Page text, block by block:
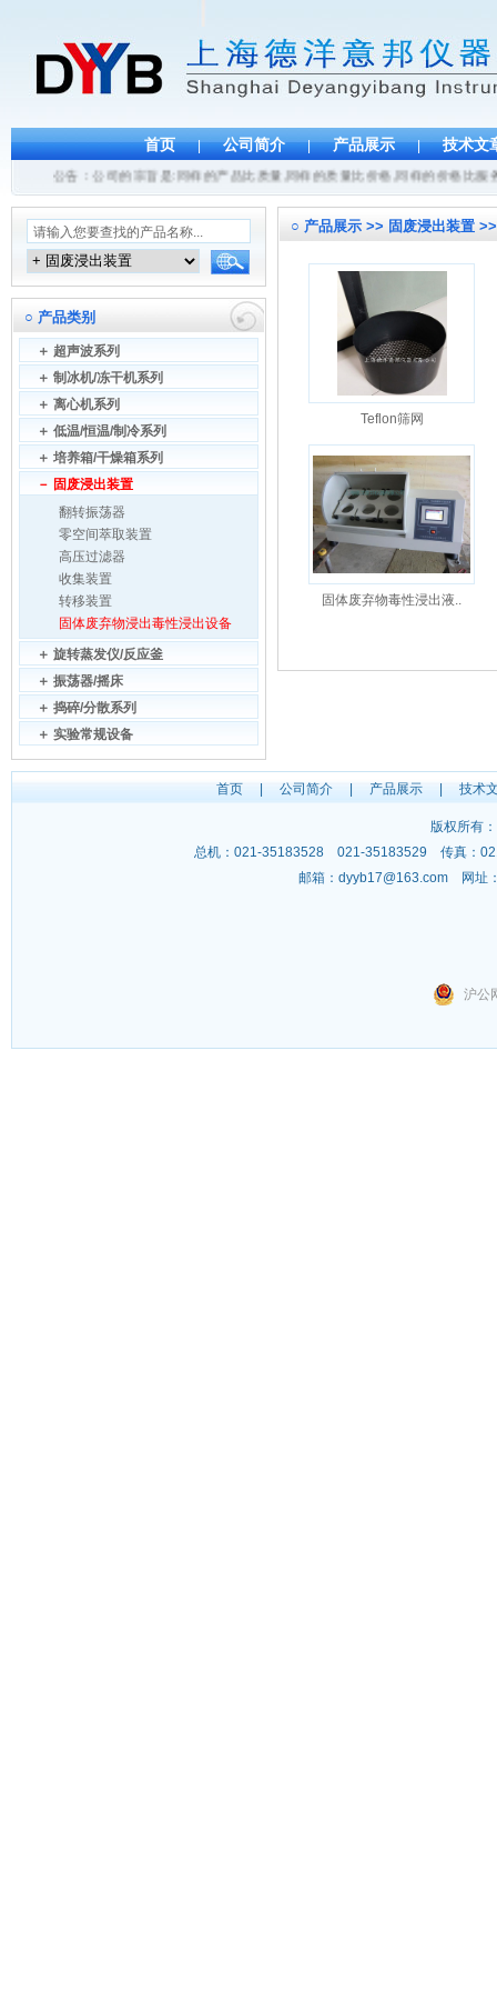
首页 | 公司简介 | 产品展示 | 技术文
公告：公司的宗旨是:同样的产品比质量,同样的质量比价格,同样的价格比
○ 产品类别
＋ 超声波系列
＋ 制冰机/冻干机系列
＋ 离心机系列
＋ 低温/恒温/制冷系列
＋ 培养箱/干燥箱系列
－ 固废浸出装置
翻转振荡器
零空间萃取装置
高压过滤器
收集装置
转移装置
固体废弃物浸出毒性浸出设备
＋ 旋转蒸发仪/反应釜
＋ 振荡器/摇床
＋ 捣碎/分散系列
＋ 实验常规设备
○ 产品展示 >> 固废浸出装置
Teflon筛网
固体废弃物毒性浸出液..
首页| 公司简介| 产品展示| 技术
版权所有：
总机：021-35183528 021-35183529 传真：
邮箱： dyyb17@163.com 网址
沪公